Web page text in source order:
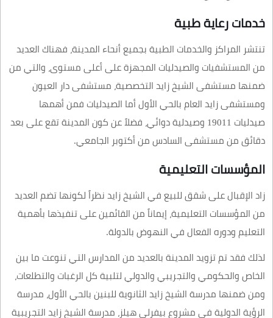
خدمات رعاية طبية
تنتشر المراكز والخدمات الطبية بجميع أنحاء المدينة، فهناك العديد
من المستشفيات والصيدليات المجهزة على أعلى مستوى، والتي من
ضمنها مستشفى الشيخ زايد التخصصية، مستشفى دار العيون
ومستشفى زايد العام بالحي الأول أما الصيدليات فمن أهمها
صيدليات 19011 وصيدلية دوائي، فضلاً عن كون المدينة تقع على بعد
دقائق من مستشفى السادس من أكتوبر الجامعي.
المؤسسات التعليمية
زاد الإقبال على شقق للبيع في الشيخ زايد نظراً لكونها تضم العديد
من المؤسسات التعليمية، إيماناً من القائمين على تنفيذها بأهمية
التعليم ودوره الفعال في النهوض بالدولة.
لذلك فقد تم تزويد المدينة بالعديد من المدارس التي تنوعت ما بين
الخاص والحكومي والتجريبي والدولي لتلبية كل الرغبات والتطلعات،
ومن ضمنها مدرسة الشيخ زايد الثانوية للبنين بالحي الأول، مدرسة
الرؤية الدولية في مشروع بيفرلي هيلز، مدرسة الشيخ زايد التجريبية